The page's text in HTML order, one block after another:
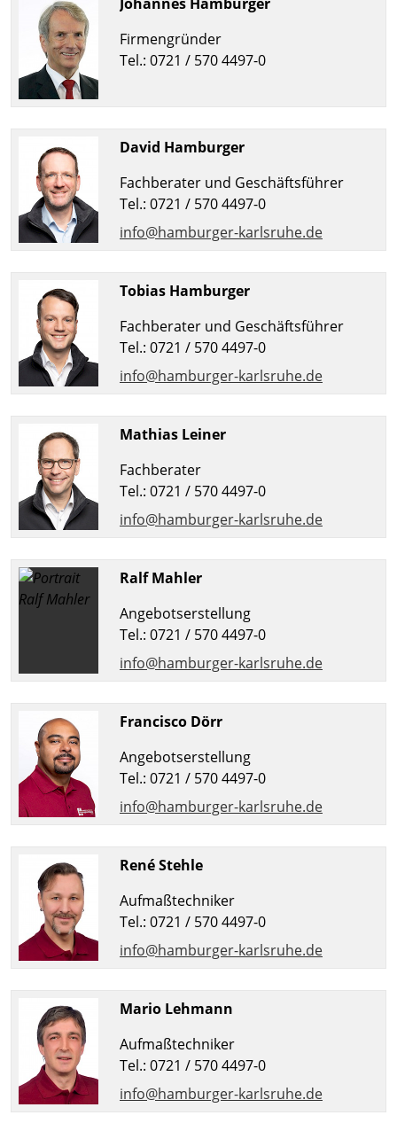
Firmengründer
Tel.: 0721 / 570 4497-0
David Hamburger
Fachberater und Geschäftsführer
Tel.: 0721 / 570 4497-0
info@hamburger-karlsruhe.de
Tobias Hamburger
Fachberater und Geschäftsführer
Tel.: 0721 / 570 4497-0
info@hamburger-karlsruhe.de
Mathias Leiner
Fachberater
Tel.: 0721 / 570 4497-0
info@hamburger-karlsruhe.de
Ralf Mahler
Angebotserstellung
Tel.: 0721 / 570 4497-0
info@hamburger-karlsruhe.de
Francisco Dörr
Angebotserstellung
Tel.: 0721 / 570 4497-0
info@hamburger-karlsruhe.de
René Stehle
Aufmaßtechniker
Tel.: 0721 / 570 4497-0
info@hamburger-karlsruhe.de
Mario Lehmann
Aufmaßtechniker
Tel.: 0721 / 570 4497-0
info@hamburger-karlsruhe.de